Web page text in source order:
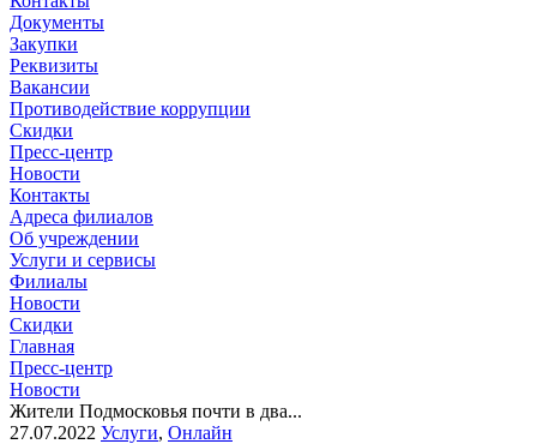
Документы
Закупки
Реквизиты
Вакансии
Противодействие коррупции
Скидки
Пресс-центр
Новости
Контакты
Адреса филиалов
Об учреждении
Услуги и сервисы
Филиалы
Новости
Скидки
Главная
Пресс-центр
Новости
Жители Подмосковья почти в два...
27.07.2022 Услуги, Онлайн